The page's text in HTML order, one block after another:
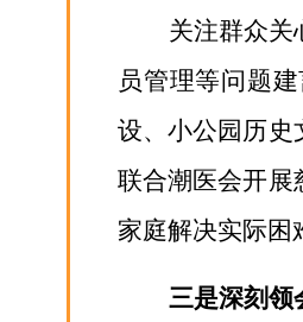
关注群众关
员管理等问题
设、小公园历史
联合潮医会开展
家庭解决实际困
三是深刻领